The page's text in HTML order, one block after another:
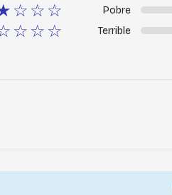
Pobre
Terrible